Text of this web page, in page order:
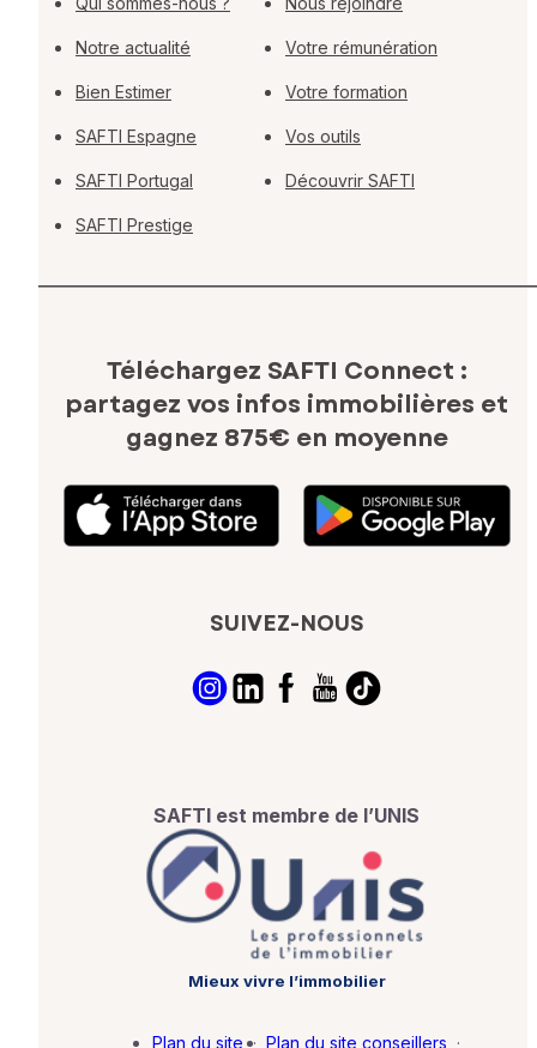
Notre actualité
Bien Estimer
SAFTI Espagne
SAFTI Portugal
SAFTI Prestige
Votre rémunération
Votre formation
Vos outils
Découvrir SAFTI
Téléchargez SAFTI Connect :
partagez vos infos immobilières et
gagnez 875€ en moyenne
SUIVEZ-NOUS
SAFTI est membre de l’UNIS
Mieux vivre l’immobilier
Plan du site · Plan du site conseillers ·